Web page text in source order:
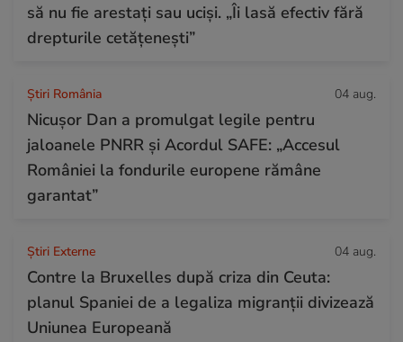
să nu fie arestați sau uciși. „Îi lasă efectiv fără
drepturile cetățenești”
Știri România 04 aug.
Nicușor Dan a promulgat legile pentru
jaloanele PNRR și Acordul SAFE: „Accesul
României la fondurile europene rămâne
garantat”
Știri Externe 04 aug.
Contre la Bruxelles după criza din Ceuta:
planul Spaniei de a legaliza migranții divizează
Uniunea Europeană